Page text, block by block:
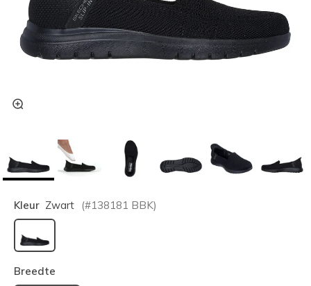
Kleur Zwart (#138181 BBK)
geselecteerd
Breedte